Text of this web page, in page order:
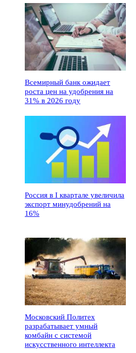
Всемирный банк ожидает
роста цен на удобрения на
31% в 2026 году
Россия в I квартале увеличила
экспорт минудобрений на
16%
Московский Политех
разрабатывает умный
комбайн с системой
искусственного интеллекта